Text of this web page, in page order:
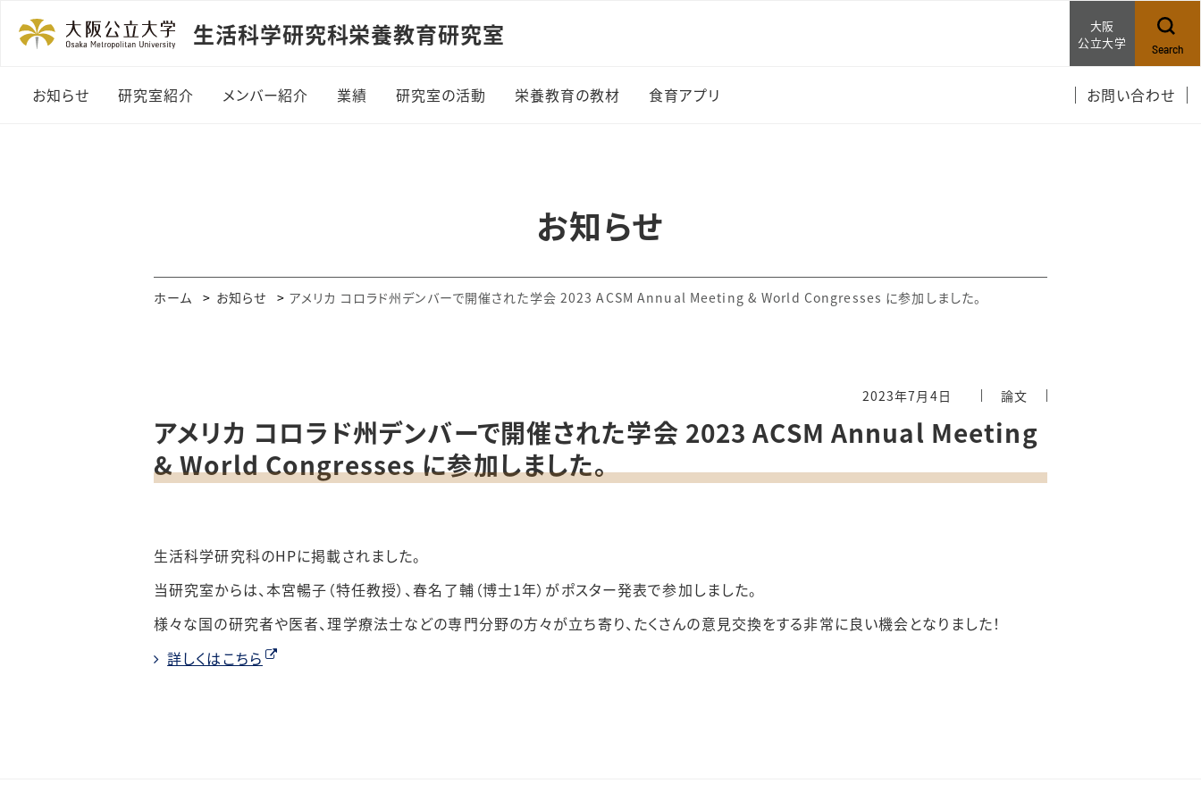
生活科学研究科栄養教育研究室
大阪
公立大学
Search
お知らせ 研究室紹介 メンバー紹介 業績 研究室の活動 栄養教育の教材 食育アプリ お問い合わせ
お知らせ
ホーム お知らせ アメリカ コロラド州デンバーで開催された学会 2023 ACSM Annual Meeting & World Congresses に参加しました。
2023年7月4日 論文
アメリカ コロラド州デンバーで開催された学会 2023 ACSM Annual Meeting
& World Congresses に参加しました。
生活科学研究科のHPに掲載されました。
当研究室からは、本宮暢子（特任教授）、春名了輔（博士1年）がポスター発表で参加しました。
様々な国の研究者や医者、理学療法士などの専門分野の方々が立ち寄り、たくさんの意見交換をする非常に良い機会となりました！
詳しくはこちら